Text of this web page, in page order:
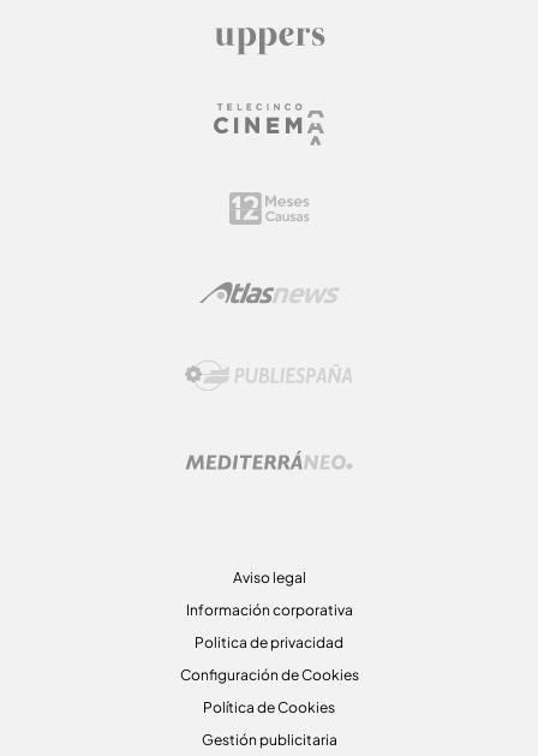
Aviso legal
Información corporativa
Politica de privacidad
Configuración de Cookies
Política de Cookies
Gestión publicitaria